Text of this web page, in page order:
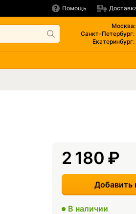
Помощь
Москва:
Санкт-Петербург:
Екатеринбург:
2 180 ₽
Добавить
В наличии